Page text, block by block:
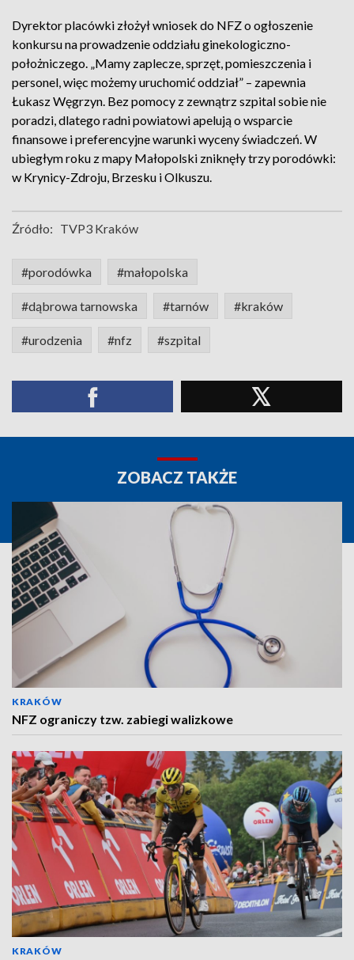
Dyrektor placówki złożył wniosek do NFZ o ogłoszenie
konkursu na prowadzenie oddziału ginekologiczno-
położniczego. „Mamy zaplecze, sprzęt, pomieszczenia i
personel, więc możemy uruchomić oddział” – zapewnia
Łukasz Węgrzyn. Bez pomocy z zewnątrz szpital sobie nie
poradzi, dlatego radni powiatowi apelują o wsparcie
finansowe i preferencyjne warunki wyceny świadczeń. W
ubiegłym roku z mapy Małopolski zniknęły trzy porodówki:
w Krynicy-Zdroju, Brzesku i Olkuszu.
Źródło: TVP3 Kraków
#porodówka #małopolska
#dąbrowa tarnowska #tarnów #kraków
#urodzenia #nfz #szpital
ZOBACZ TAKŻE
KRAKÓW
NFZ ograniczy tzw. zabiegi walizkowe
KRAKÓW